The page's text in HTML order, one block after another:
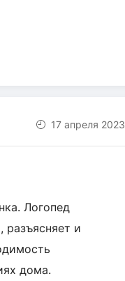
17 апреля 2023
Логопед
разъясняет и
дома.